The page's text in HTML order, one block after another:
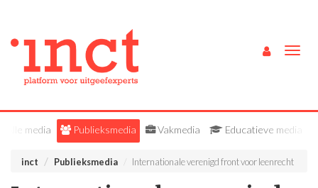
Alle media Publieksmedia Vakmedia Educatieve media
inct Publieksmedia Internationale verenigd front voor leenrecht